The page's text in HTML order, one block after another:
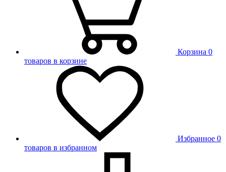
Корзина 0
товаров в корзине
Избранное 0
товаров в избранном